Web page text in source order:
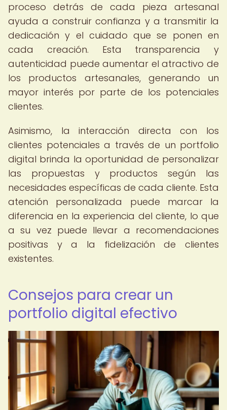
proceso detrás de cada pieza artesanal
ayuda a construir confianza y a transmitir la
dedicación y el cuidado que se ponen en
cada creación. Esta transparencia y
autenticidad puede aumentar el atractivo de
los productos artesanales, generando un
mayor interés por parte de los potenciales
clientes.
Asimismo, la interacción directa con los
clientes potenciales a través de un portfolio
digital brinda la oportunidad de personalizar
las propuestas y productos según las
necesidades específicas de cada cliente. Esta
atención personalizada puede marcar la
diferencia en la experiencia del cliente, lo que
a su vez puede llevar a recomendaciones
positivas y a la fidelización de clientes
existentes.
Consejos para crear un
portfolio digital efectivo